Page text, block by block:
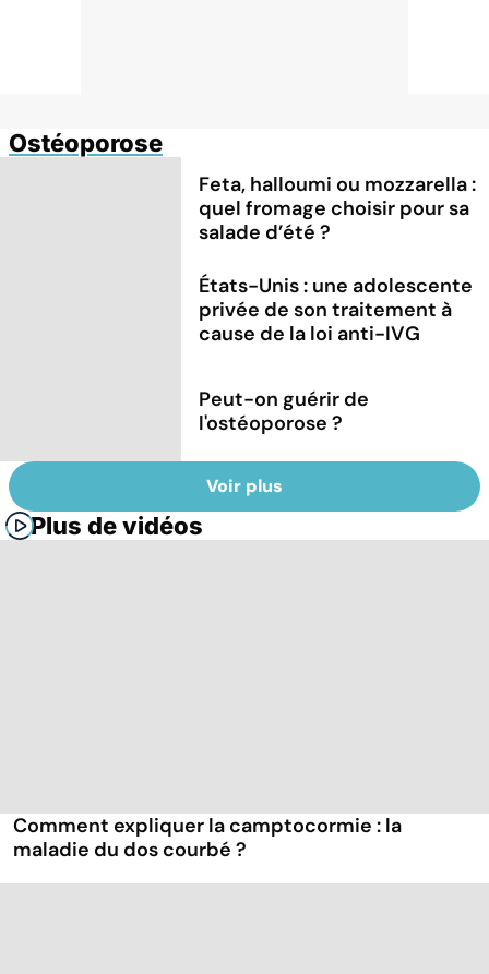
Ostéoporose
Feta, halloumi ou mozzarella :
quel fromage choisir pour sa
salade d’été ?
États-Unis : une adolescente
privée de son traitement à
cause de la loi anti-IVG
Peut-on guérir de
l'ostéoporose ?
Voir plus
Plus de vidéos
Comment expliquer la camptocormie : la
maladie du dos courbé ?